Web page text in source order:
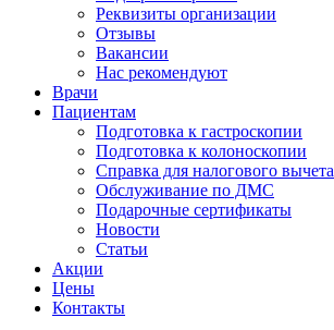
Реквизиты организации
Отзывы
Вакансии
Нас рекомендуют
Врачи
Пациентам
Подготовка к гастроскопии
Подготовка к колоноскопии
Справка для налогового вычета
Обслуживание по ДМС
Подарочные сертификаты
Новости
Статьи
Акции
Цены
Контакты